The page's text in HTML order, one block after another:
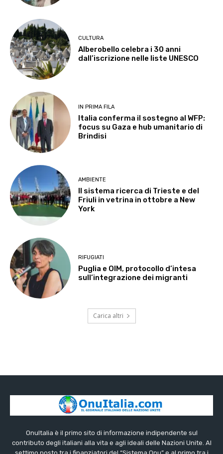
CULTURA
Alberobello celebra i 30 anni
dall’iscrizione nelle liste UNESCO
IN PRIMA FILA
Italia conferma il sostegno al WFP:
focus su Gaza e hub umanitario di
Brindisi
AMBIENTE
Il sistema ricerca di Trieste e del
Friuli in vetrina in ottobre a New
York
RIFUGIATI
Puglia e OIM, protocollo d’intesa
sull’integrazione dei migranti
Carica altri
OnuItalia è il primo sito di informazione indipendente sul
contributo degli italiani alla vita e agli ideali delle Nazioni Unite. Al